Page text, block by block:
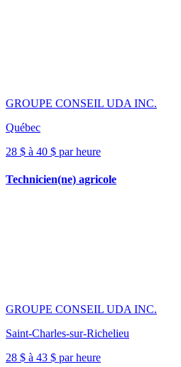
GROUPE CONSEIL UDA INC.
Québec
28 $ à 40 $ par heure
Technicien(ne) agricole
GROUPE CONSEIL UDA INC.
Saint-Charles-sur-Richelieu
28 $ à 43 $ par heure